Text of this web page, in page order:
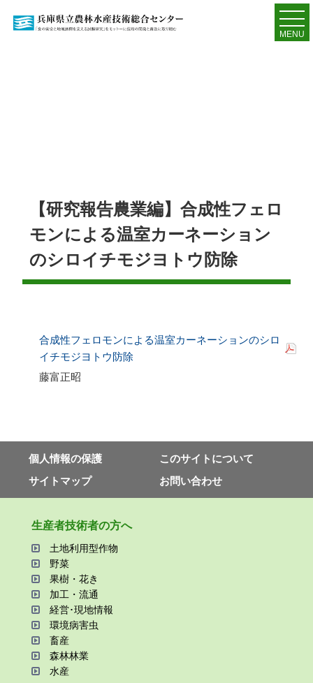
MENU
【研究報告農業編】合成性フェロ
モンによる温室カーネーション
のシロイチモジヨトウ防除
合成性フェロモンによる温室カーネーションのシロ
イチモジヨトウ防除
藤富正昭
個⼈情報の保護
このサイトについて
サイトマップ
お問い合わせ
⽣産者技術者の⽅へ
⼟地利⽤型作物
野菜
果樹・花き
加⼯・流通
経営･現地情報
環境病害⾍
畜産
森林林業
⽔産